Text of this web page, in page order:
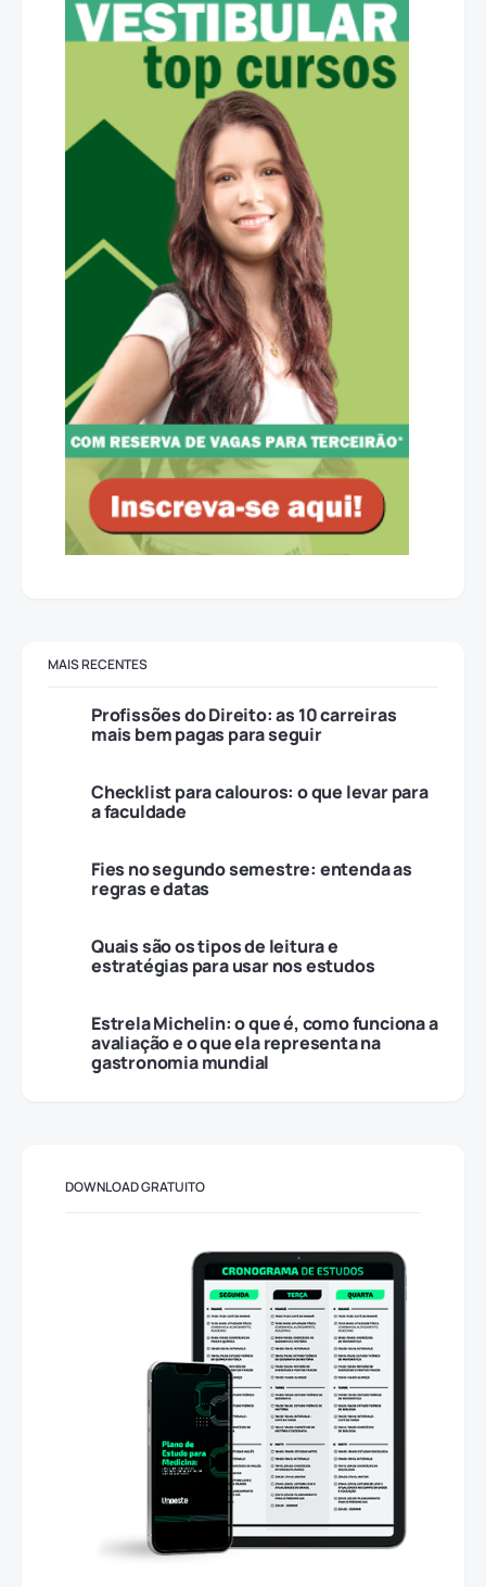
MAIS RECENTES
Profissões do Direito: as 10 carreiras
mais bem pagas para seguir
Checklist para calouros: o que levar para
a faculdade
Fies no segundo semestre: entenda as
regras e datas
Quais são os tipos de leitura e
estratégias para usar nos estudos
Estrela Michelin: o que é, como funciona a
avaliação e o que ela representa na
gastronomia mundial
DOWNLOAD GRATUITO